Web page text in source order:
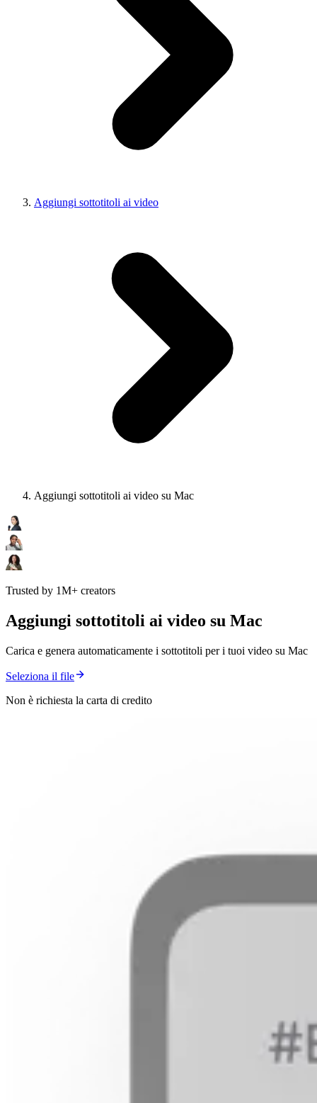
Aggiungi sottotitoli ai video
Aggiungi sottotitoli ai video su Mac
Trusted by 1M+ creators
Aggiungi sottotitoli ai video su Mac
Carica e genera automaticamente i sottotitoli per i tuoi video su Mac
Seleziona il file
Non è richiesta la carta di credito